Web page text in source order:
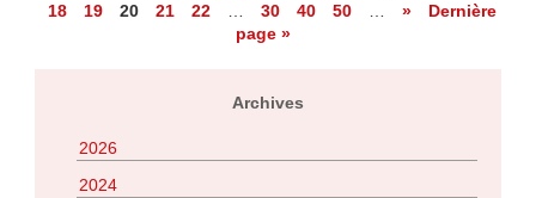
18
19 20 21 22 30 40 50 »
Dernière
page »
Archives
2026
2024